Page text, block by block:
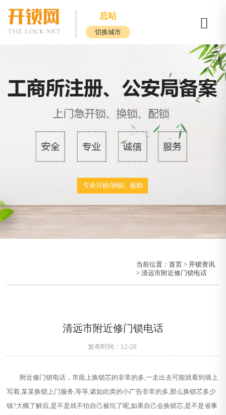
总站
切换城市
当前位置：首页 >开锁资讯
> 清远市附近修门锁电话
清远市附近修门锁电话
发布时间：12-20
附近修门锁电话，市面上换锁芯的非常的多,一走出去可能就看到墙上
写着,某某换锁上门服务,等等,诸如此类的小广告非常的多,那么换锁芯多少
钱?大概了解后,是不是就不怕自己被坑了呢,如果自己会换锁芯,是不是省事